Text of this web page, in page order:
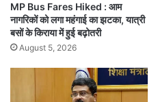
MP Bus Fares Hiked : आम
नागरिकों को लगा महंगाई का झटका, यात्री
बसों के किराया में हुई बढ़ोतरी
August 5, 2026